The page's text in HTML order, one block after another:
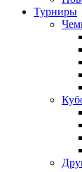
Турниры